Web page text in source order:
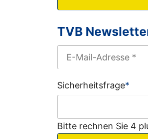
TVB
Sicherheitsfrage*
Bitte rechnen Sie 4